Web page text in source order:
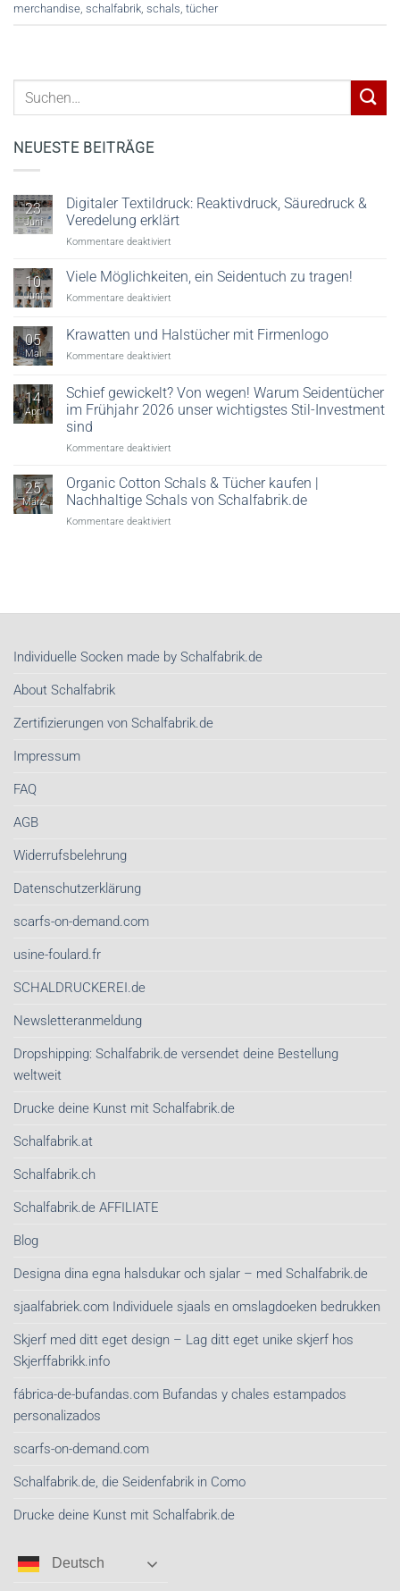
merchandise schalfabrik schals tücher
NEUESTE BEITRÄGE
23
Juni
Digitaler Textildruck: Reaktivdruck, Säuredruck &
Veredelung erklärt
Kommentare deaktiviert
Textildruck:
Reaktivdruck,
Veredelung
10
Juni
Viele Möglichkeiten, ein Seidentuch zu tragen!
Kommentare deaktiviert
Möglichkeiten,
ein
tragen!
05
Mai
Krawatten und Halstücher mit Firmenlogo
Kommentare deaktiviert
und
Halstücher
mit
14
Apr.
Schief gewickelt? Von wegen! Warum Seidentücher
im Frühjahr 2026 unser wichtigstes Stil-Investment
sind
Kommentare deaktiviert
gewickelt?
Von
wegen!
wichtigstes
sind
25
März
Organic Cotton Schals & Tücher kaufen |
Nachhaltige Schals von Schalfabrik.de
Kommentare deaktiviert
kaufen
Schals
Individuelle Socken made by Schalfabrik.de
About Schalfabrik
Zertifizierungen von Schalfabrik.de
Impressum
FAQ
AGB
Widerrufsbelehrung
Datenschutzerklärung
scarfs-on-demand.com
usine-foulard.fr
SCHALDRUCKEREI.de
Newsletteranmeldung
Dropshipping: Schalfabrik.de versendet deine Bestellung
weltweit
Drucke deine Kunst mit Schalfabrik.de
Schalfabrik.at
Schalfabrik.ch
Schalfabrik.de AFFILIATE
Blog
Designa dina egna halsdukar och sjalar – med Schalfabrik.de
sjaalfabriek.com Individuele sjaals en omslagdoeken bedrukken
Skjerf med ditt eget design – Lag ditt eget unike skjerf hos
Skjerffabrikk.info
fábrica-de-bufandas.com Bufandas y chales estampados
personalizados
scarfs-on-demand.com
Schalfabrik.de, die Seidenfabrik in Como
Drucke deine Kunst mit Schalfabrik.de
Deutsch